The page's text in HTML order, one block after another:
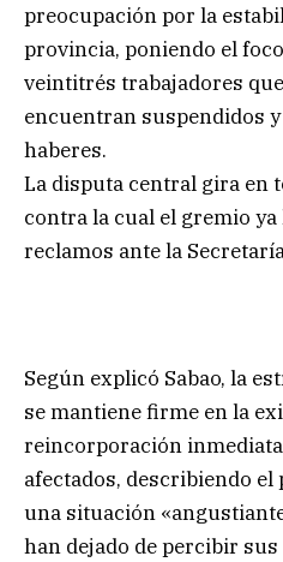
preocupación por la
provincia, poniendo el
veintitrés trabajadores
encuentran suspendidos
haberes.
La disputa central gira en
contra la cual el gremio
reclamos ante la
Según explicó Sabao, la
se mantiene firme en la
reincorporación
afectados, describiendo
una situación
han dejado de percibir